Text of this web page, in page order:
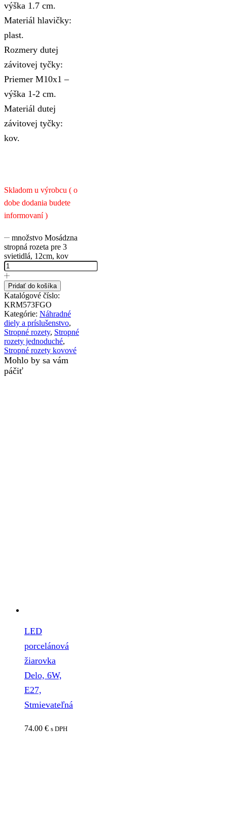
výška 1.7 cm.
Materiál hlavičky:
plast.
Rozmery dutej
závitovej tyčky:
Priemer M10x1 –
výška 1-2 cm.
Materiál dutej
závitovej tyčky:
kov.
Skladom u výrobcu ( o
dobe dodania budete
informovaní )
množstvo Mosádzna
stropná rozeta pre 3
svietidlá, 12cm, kov
Pridať do košíka
Katalógové číslo:
KRM573FGO
Kategórie: Náhradné
diely a príslušenstvo,
Stropné rozety, Stropné
rozety jednoduché,
Stropné rozety kovové
Mohlo by sa vám
páčiť
LED
porcelánová
žiarovka
Delo, 6W,
E27,
Stmievateľná
74.00 € s DPH